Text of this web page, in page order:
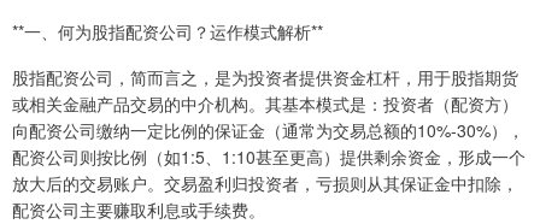
**一、何为股指配资公司？运作模式解析**
股指配资公司，简而言之，是为投资者提供资金杠杆，用于股指期货
或相关金融产品交易的中介机构。其基本模式是：投资者（配资方）
向配资公司缴纳一定比例的保证金（通常为交易总额的10%-30%），
配资公司则按比例（如1:5、1:10甚至更高）提供剩余资金，形成一个
放大后的交易账户。交易盈利归投资者，亏损则从其保证金中扣除，
配资公司主要赚取利息或手续费。